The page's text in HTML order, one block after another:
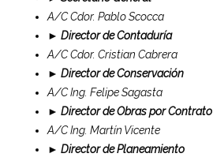
A/C Cdor. Pablo Scocca
► Director de Contaduría
A/C Cdor. Cristian Cabrera
► Director de Conservación
A/C Ing. Felipe Sagasta
► Director de Obras por Contrato
A/C Ing. Martín Vicente
► Director de Planeamiento